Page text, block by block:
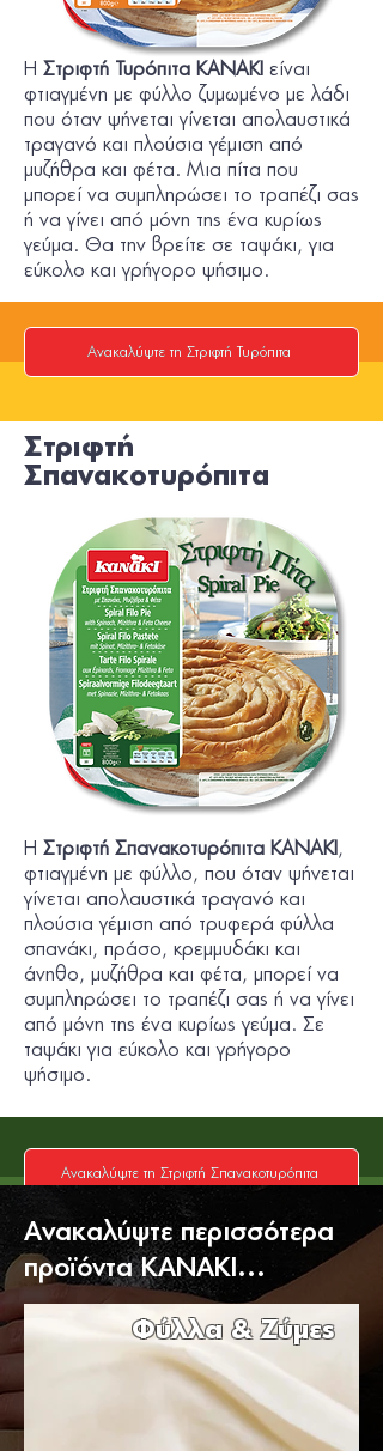
Η Στριφτή Τυρόπιτα KANAKI είναι
φτιαγμένη με φύλλο ζυμωμένο με λάδι
που όταν ψήνεται γίνεται απολαυστικά
τραγανό και πλούσια γέμιση από
μυζήθρα και φέτα. Μια πίτα που
μπορεί να συμπληρώσει το τραπέζι σας
ή να γίνει από μόνη της ένα κυρίως
γεύμα. Θα την βρείτε σε ταψάκι, για
εύκολο και γρήγορο ψήσιμο.
Ανακαλύψτε τη Στριφτή Τυρόπιτα
Στριφτή
Σπανακοτυρόπιτα
Η Στριφτή Σπανακοτυρόπιτα ΚΑΝΑΚΙ ,
φτιαγμένη με φύλλο, που όταν ψήνεται
γίνεται απολαυστικά τραγανό και
πλούσια γέμιση από τρυφερά φύλλα
σπανάκι, πράσο, κρεμμυδάκι και
άνηθο, μυζήθρα και φέτα, μπορεί να
συμπληρώσει το τραπέζι σας ή να γίνει
από μόνη της ένα κυρίως γεύμα. Σε
ταψάκι για εύκολο και γρήγορο
ψήσιμο.
Ανακαλύψτε τη Στριφτή Σπανακοτυρόπιτα
Ανακαλύψτε περισσότερα
προϊόντα ΚΑΝΑΚΙ...
Φύλλα & Ζύμες